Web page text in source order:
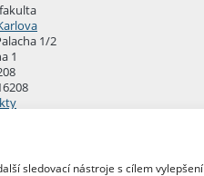
sledovací nástroje s cílem vylepšení
1/2
1